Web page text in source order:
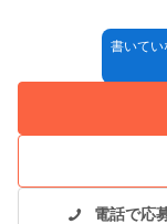
*採用方法が変更と
書いてい
電話で応